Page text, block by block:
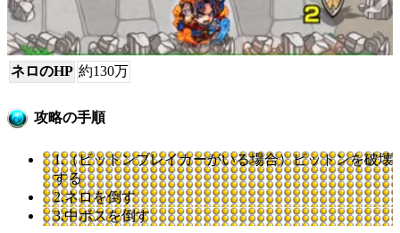
ネロのHP 約130万
攻略の手順
1.（ビットンブレイカーがいる場合）ビットンを破壊
する
2.ネロを倒す
3.中ボスを倒す